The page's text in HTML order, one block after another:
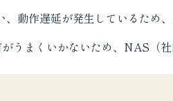
、動作遅延が発生しているため
うまくいかないため、NAS（